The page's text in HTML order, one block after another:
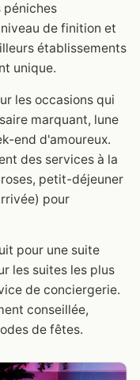
péniches
de finition et
établissements
unique.
les occasions qui
marquant, lune
end d'amoureux.
des services à la
petit-déjeuner
pour
pour une suite
les suites les plus
de conciergerie.
conseillée,
de fêtes.